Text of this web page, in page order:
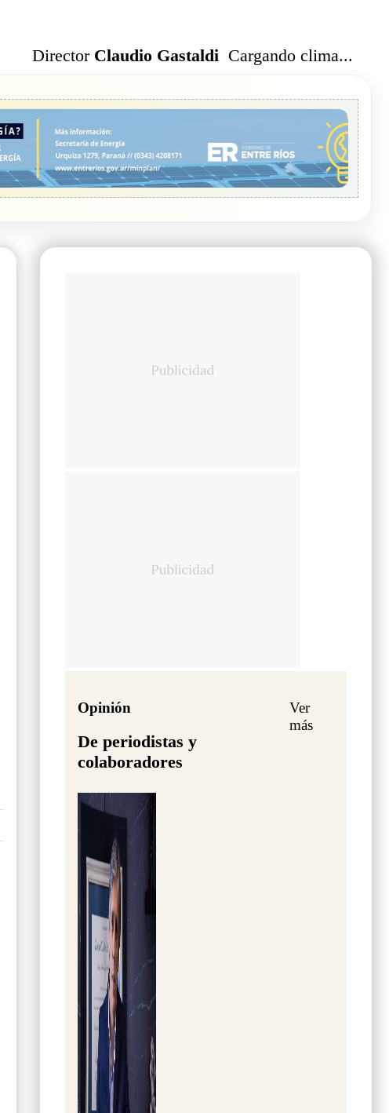
Director Claudio Gastaldi Cargando clima...
Opinión
De periodistas y
colaboradores
Ver
más